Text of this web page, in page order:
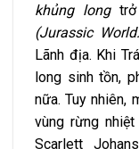
khủng longtrở
(Jurassic
Lãnh địa. Khi
long sinh tồn,
nữa. Tuy nhiên,
vùng rừng
Scarlett